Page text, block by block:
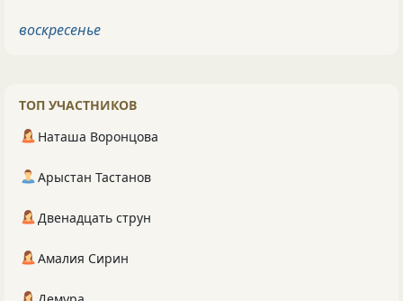
воскресенье
ТОП УЧАСТНИКОВ
Наташа Воронцова
Арыстан Тастанов
Двенадцать струн
Амалия Сирин